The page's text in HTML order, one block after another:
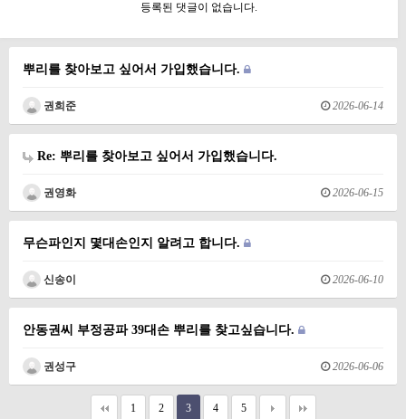
등록된 댓글이 없습니다.
뿌리를 찾아보고 싶어서 가입했습니다.
권희준 2026-06-14
Re: 뿌리를 찾아보고 싶어서 가입했습니다.
권영화 2026-06-15
무슨파인지 몇대손인지 알려고 합니다.
신송이 2026-06-10
안동권씨 부정공파 39대손 뿌리를 찾고싶습니다.
권성구 2026-06-06
1 2 3 4 5